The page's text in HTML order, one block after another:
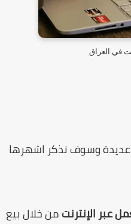
في العراق
وسوف نذكر اشهرها
عبر الإنترنتمن خلال بيع